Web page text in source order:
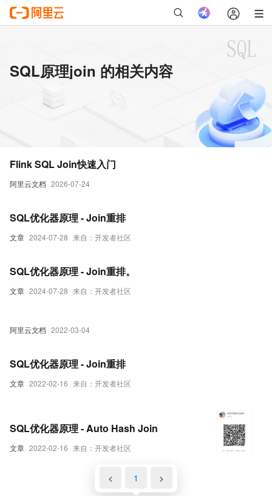
SQL原理join 的相关内容
阿里云文档 2026-07-24
Flink SQL Join快速入门
文章 2024-07-28 来自：开发者社区
SQL优化器原理 - Join重排
文章 2024-07-28 来自：开发者社区
SQL优化器原理 - Join重排。
阿里云文档 2022-03-04
文章 2022-02-16 来自：开发者社区
SQL优化器原理 - Join重排
文章 2022-02-16 来自：开发者社区
SQL优化器原理 - Auto Hash Join
< 1 >